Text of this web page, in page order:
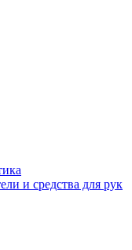
и средства для рук